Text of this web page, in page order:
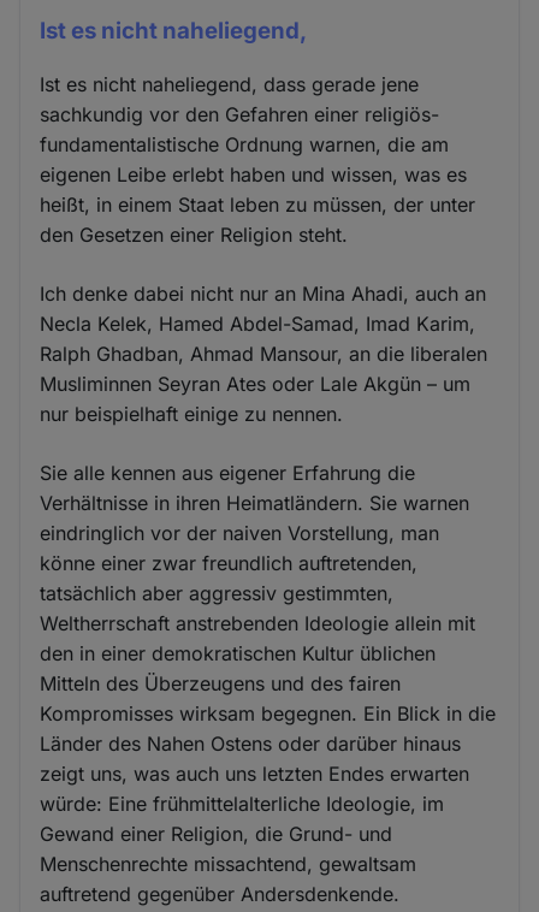
Ist es nicht naheliegend,
Ist es nicht naheliegend, dass gerade jene
sachkundig vor den Gefahren einer religiös-
fundamentalistische Ordnung warnen, die am
eigenen Leibe erlebt haben und wissen, was es
heißt, in einem Staat leben zu müssen, der unter
den Gesetzen einer Religion steht.
Ich denke dabei nicht nur an Mina Ahadi, auch an
Necla Kelek, Hamed Abdel-Samad, Imad Karim,
Ralph Ghadban, Ahmad Mansour, an die liberalen
Musliminnen Seyran Ates oder Lale Akgün – um
nur beispielhaft einige zu nennen.
Sie alle kennen aus eigener Erfahrung die
Verhältnisse in ihren Heimatländern. Sie warnen
eindringlich vor der naiven Vorstellung, man
könne einer zwar freundlich auftretenden,
tatsächlich aber aggressiv gestimmten,
Weltherrschaft anstrebenden Ideologie allein mit
den in einer demokratischen Kultur üblichen
Mitteln des Überzeugens und des fairen
Kompromisses wirksam begegnen. Ein Blick in die
Länder des Nahen Ostens oder darüber hinaus
zeigt uns, was auch uns letzten Endes erwarten
würde: Eine frühmittelalterliche Ideologie, im
Gewand einer Religion, die Grund- und
Menschenrechte missachtend, gewaltsam
auftretend gegenüber Andersdenkende.